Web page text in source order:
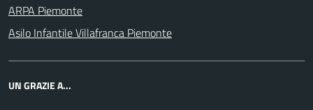
ARPA Piemonte
Asilo Infantile Villafranca Piemonte
UN GRAZIE A...